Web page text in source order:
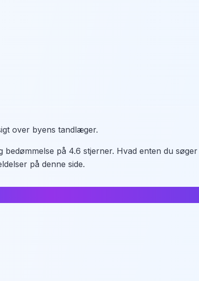
over byens tandlæger.
på 4.6 stjerner. Hvad enten du
på denne side.